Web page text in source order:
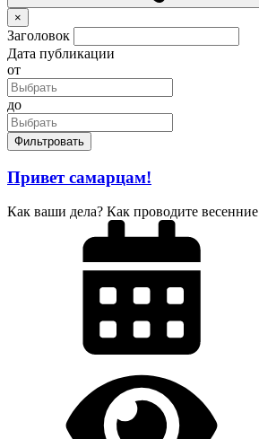
×
Заголовок
Дата публикации
от
до
Фильтровать
Привет самарцам!
Как ваши дела? Как проводите